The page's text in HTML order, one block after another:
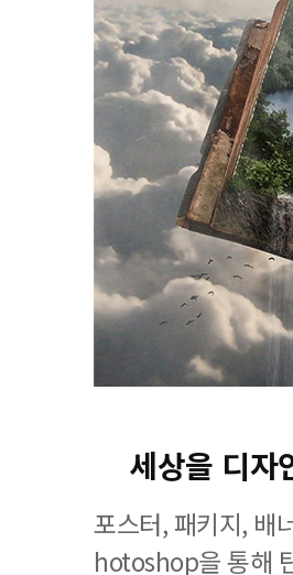
세상을 디자
포스터, 패키지, 배
hotoshop을 통해